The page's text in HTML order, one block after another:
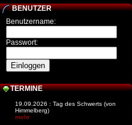
BENUTZER
Benutzername:
Passwort:
TERMINE
19.09.2026 : Tag des Schwerts (von
Himmelberg)
mehr